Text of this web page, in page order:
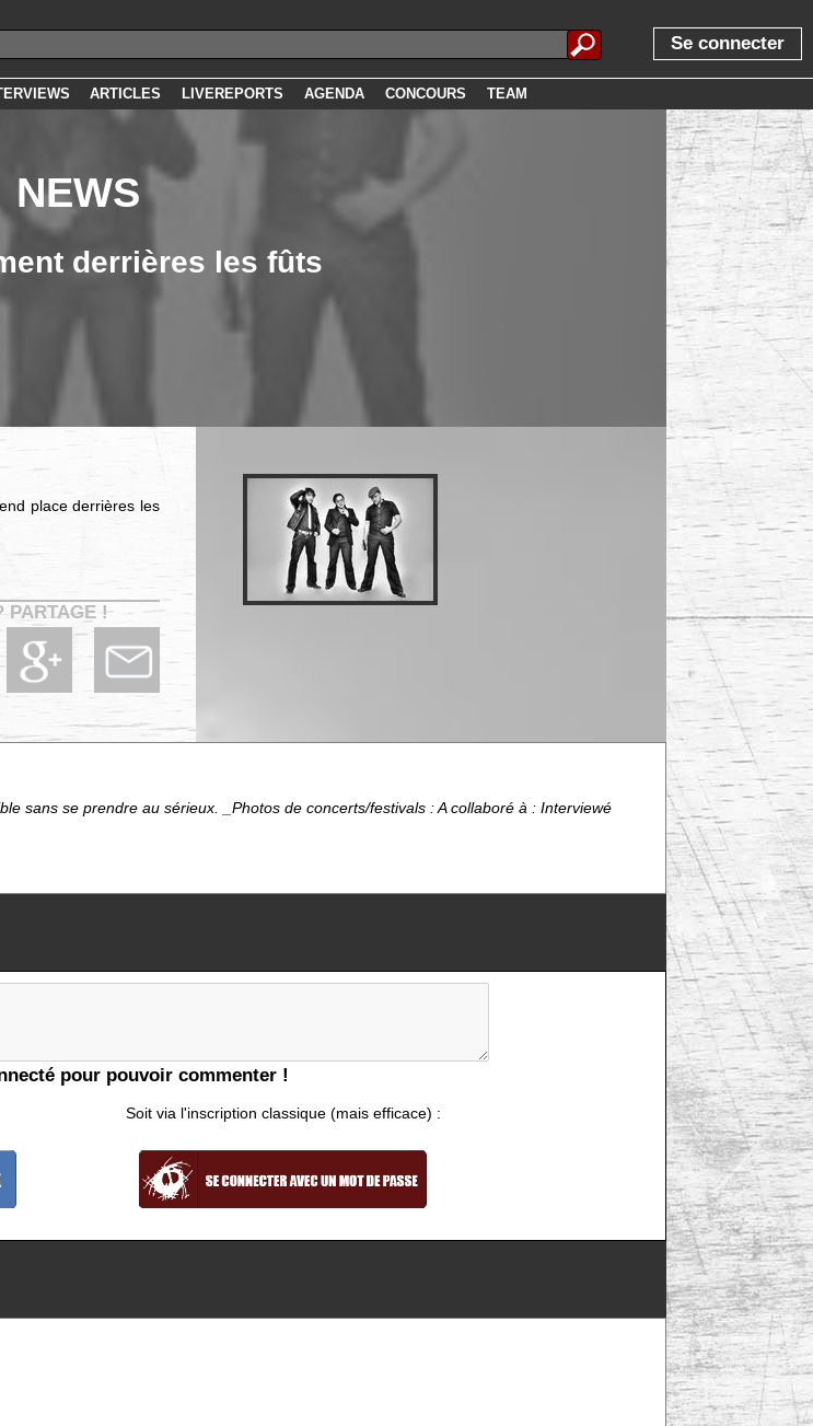
Se connecter
ARTICLES LIVEREPORTS AGENDA CONCOURS TEAM
NEWS
derrières les fûts
place derrières les
PARTAGE !
sans se prendre au sérieux. _Photos de concerts/festivals : A collaboré à : Interviewé
pour pouvoir commenter !
Soit via l'inscription classique (mais efficace) :